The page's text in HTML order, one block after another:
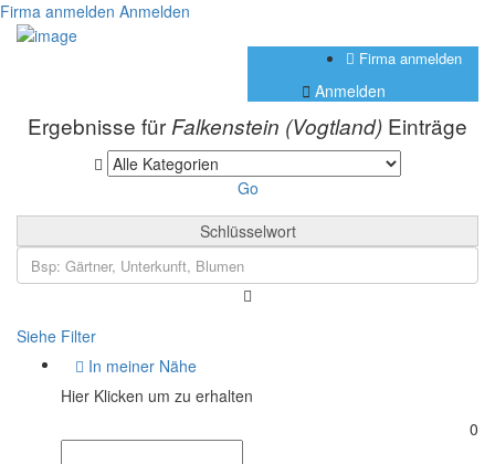
Firma anmelden Anmelden
Firma anmelden
Anmelden
Ergebnisse fürFalkenstein (Vogtland) Einträge
Go
Schlüsselwort
Siehe Filter
In meiner Nähe
Hier Klicken um zu erhalten
0